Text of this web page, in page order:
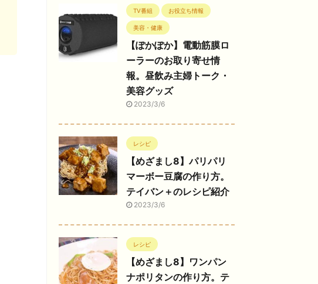
TV番組 お役立ち情報
美容・健康
【ぽかぽか】電動筋膜ロ
ーラーのお取り寄せ情
報。昼飲み主婦トーク・
美容グッズ
2023/3/6
レシピ
【めざまし8】パリパリ
マーボー豆腐の作り方。
テイバン＋のレシピ紹介
2023/3/6
レシピ
【めざまし8】ワンパン
ナポリタンの作り方。テ